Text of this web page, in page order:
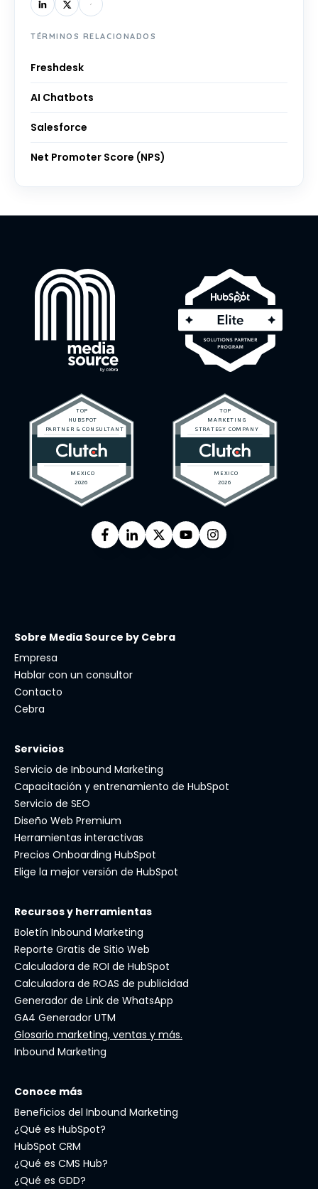
TÉRMINOS RELACIONADOS
Freshdesk
AI Chatbots
Salesforce
Net Promoter Score (NPS)
Sobre Media Source by Cebra
Empresa
Hablar con un consultor
Contacto
Cebra
Servicios
Servicio de Inbound Marketing
Capacitación y entrenamiento de HubSpot
Servicio de SEO
Diseño Web Premium
Herramientas interactivas
Precios Onboarding HubSpot
Elige la mejor versión de HubSpot
Recursos y herramientas
Boletín Inbound Marketing
Reporte Gratis de Sitio Web
Calculadora de ROI de HubSpot
Calculadora de ROAS de publicidad
Generador de Link de WhatsApp
GA4 Generador UTM
Glosario marketing, ventas y más.
Inbound Marketing
Conoce más
Beneficios del Inbound Marketing
¿Qué es HubSpot?
HubSpot CRM
¿Qué es CMS Hub?
¿Qué es GDD?